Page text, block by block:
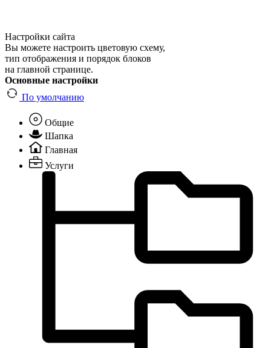
Настройки сайта
Вы можете настроить цветовую схему,
тип отображения и порядок блоков
на главной странице.
Основные настройки
По умолчанию
Общие
Шапка
Главная
Услуги